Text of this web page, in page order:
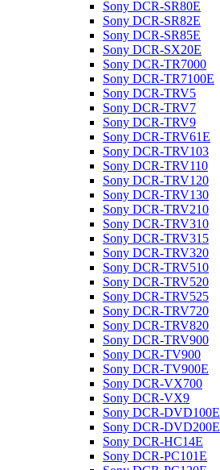
Sony DCR-SR80E
Sony DCR-SR82E
Sony DCR-SR85E
Sony DCR-SX20E
Sony DCR-TR7000
Sony DCR-TR7100E
Sony DCR-TRV5
Sony DCR-TRV7
Sony DCR-TRV9
Sony DCR-TRV61E
Sony DCR-TRV103
Sony DCR-TRV110
Sony DCR-TRV120
Sony DCR-TRV130
Sony DCR-TRV210
Sony DCR-TRV310
Sony DCR-TRV315
Sony DCR-TRV320
Sony DCR-TRV510
Sony DCR-TRV520
Sony DCR-TRV525
Sony DCR-TRV720
Sony DCR-TRV820
Sony DCR-TRV900
Sony DCR-TV900
Sony DCR-TV900E
Sony DCR-VX700
Sony DCR-VX9
Sony DCR-DVD100E
Sony DCR-DVD200E
Sony DCR-HC14E
Sony DCR-PC101E